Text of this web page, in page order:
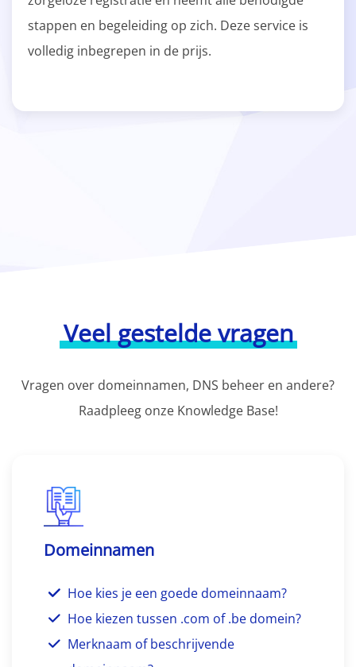
stappen en begeleiding op zich. Deze service is
volledig inbegrepen in de prijs.
Veel gestelde vragen
Vragen over domeinnamen, DNS beheer en andere?
Raadpleeg onze Knowledge Base!
Domeinnamen
Hoe kies je een goede domeinnaam?
Hoe kiezen tussen .com of .be domein?
Merknaam of beschrijvende